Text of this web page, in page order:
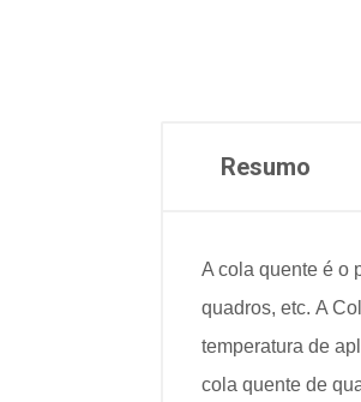
Resumo
A cola quente é o
quadros, etc. A
temperatura de
cola quente de